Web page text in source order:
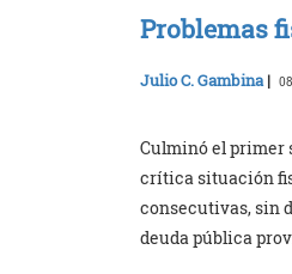
Problemas
Julio C. Gambina |
Culminó el primer
crítica situación
consecutivas, sin
deuda pública